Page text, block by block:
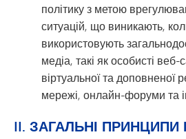
політику з метою
ситуацій, що виникають,
використовують
медіа, такі як особисті
віртуальної та доповненої
мережі, онлайн-форуми та
II. ЗАГАЛЬНІ ПРИНЦИПИ